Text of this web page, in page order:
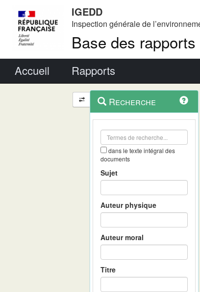
IGEDD
Inspection générale de
Base des
Accueil Rapports
Navigation
et
outils
contextuel
Recherche
dans le texte intégral des
documents
Sujet
Auteur physique
Auteur moral
Titre